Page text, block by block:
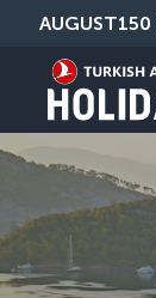
AUGUST150